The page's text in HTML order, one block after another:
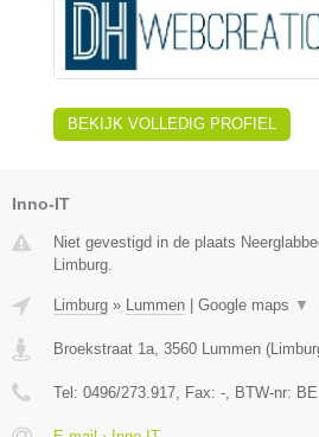
BEKIJK VOLLEDIG PROFIEL
Inno-IT
Niet gevestigd in de plaats
Limburg.
Limburg » Lummen Google maps ▼
Broekstraat 1a, 3560 Lummen (
Tel: 0496/273.917, Fax: -, BTW-nr: